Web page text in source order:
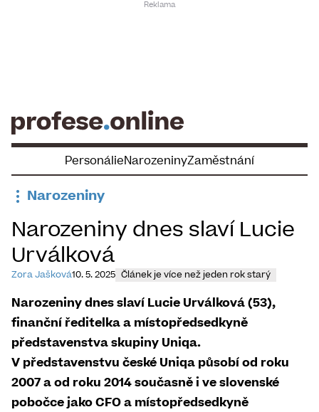
PersonálieNarozeninyZaměstnání
Narozeniny
Narozeniny dnes slaví ​Lucie
Urválková
Zora Jašková10. 5. 2025 Článek je více než jeden rok starý
Narozeniny dnes slaví ​Lucie Urválková (53),
finanční ředitelka a místopředsedkyně
představenstva skupiny Uniqa.
V představenstvu české Uniqa působí od roku
2007 a od roku 2014 současně i ve slovenské
pobočce jako CFO a místopředsedkyně